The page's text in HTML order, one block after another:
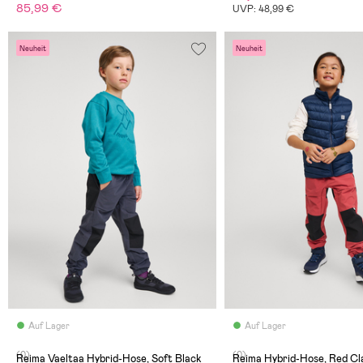
85,99 € UVP: 48,99 €
Neuheit
Auf Lager
(0)
Reima Vaeltaa Hybrid-Hose, Soft Black
Neuheit
Auf Lager
(0)
Reima Hybrid-Hose, Red